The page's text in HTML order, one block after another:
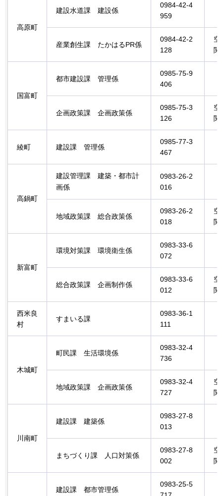
高原町
建設水道課 建設係
0984-42-4
959
産業創生課 たかはるPR係
0984-42-2
128
国富町
都市建設課 管理係
0985-75-9
406
企画政策課 企画政策係
0985-75-3
126
綾町 建設課 管理係
0985-77-3
467
高鍋町
建設管理課 建築・ 都市計
画係
0983-26-2
016
地域政策課 総合政策係
0983-26-2
018
新富町
環境対策課 環境衛生係
0983-33-6
072
総合政策課 企画制作係
0983-33-6
012
西米良
村
すまいる課
0983-36-1
111
木城町
町民課 生活環境係
0983-32-4
736
地域政策課 企画政策係
0983-32-4
727
川南町
建設課 建築係
0983-27-8
013
まちづくり課 人口対策係
0983-27-8
002
建設課 都市管理係
0983-25-5